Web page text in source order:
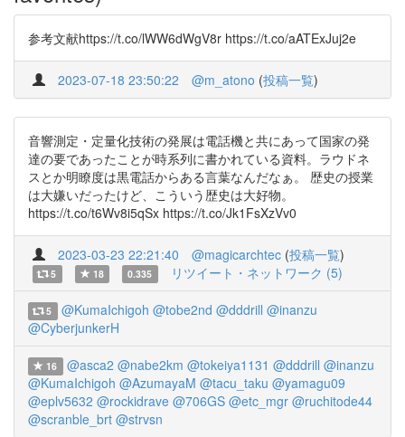
参考文献https://t.co/lWW6dWgV8r https://t.co/aATExJuj2e
2023-07-18 23:50:22 @m_atono (投稿一覧)
音響測定・定量化技術の発展は電話機と共にあって国家の発
達の要であったことが時系列に書かれている資料。ラウドネ
スとか明瞭度は黒電話からある言葉なんだなぁ。 歴史の授業
は大嫌いだったけど、こういう歴史は大好物。
https://t.co/t6Wv8i5qSx https://t.co/Jk1FsXzVv0
2023-03-23 22:21:40 @magicarchtec (投稿一覧)
5 18 0.335 リツイート・ネットワーク (5)
5 @KumaIchigoh @tobe2nd @dddrill @inanzu
@CyberjunkerH
16 @asca2 @nabe2km @tokeiya1131 @dddrill @inanzu
@KumaIchigoh @AzumayaM @tacu_taku @yamagu09
@eplv5632 @rockidrave @706GS @etc_mgr @ruchitode44
@scranble_brt @strvsn